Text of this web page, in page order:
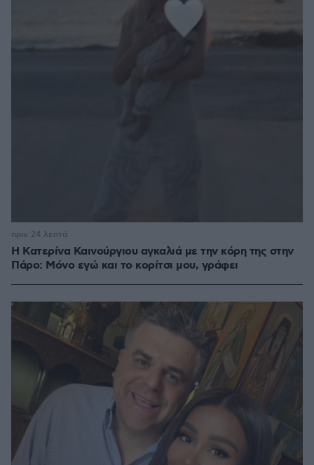
Η Κατερίνα Καινούργιου αγκαλιά με την κόρη της στην
Πάρο: Μόνο εγώ και το κορίτσι μου, γράφει
πριν 24 λεπτά